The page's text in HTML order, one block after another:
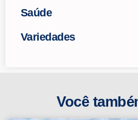
Saúde
Variedades
Você